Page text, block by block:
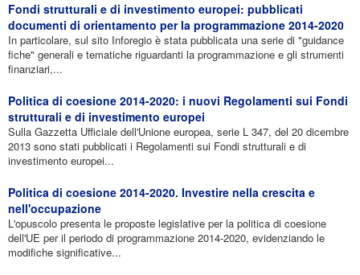
Fondi strutturali e di investimento europei: pubblicati
documenti di orientamento per la programmazione 2014-2020
In particolare, sul sito Inforegio è stata pubblicata una serie di "guidance
fiche" generali e tematiche riguardanti la programmazione e gli strumenti
finanziari,...
Politica di coesione 2014-2020: i nuovi Regolamenti sui Fondi
strutturali e di investimento europei
Sulla Gazzetta Ufficiale dell'Unione europea, serie L 347, del 20 dicembre
2013 sono stati pubblicati i Regolamenti sui Fondi strutturali e di
investimento europei...
Politica di coesione 2014-2020. Investire nella crescita e
nell'occupazione
L'opuscolo presenta le proposte legislative per la politica di coesione
dell'UE per il periodo di programmazione 2014-2020, evidenziando le
modifiche significative...